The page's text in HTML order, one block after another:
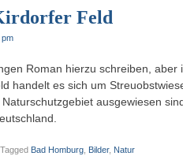
Feld
pm
Roman hierzu schreiben,
handelt es sich um
ausgewiesen
Tagged Bad Homburg, Bilder, Natur